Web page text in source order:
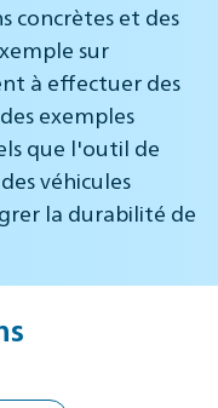
concrètes et des
sur
à effectuer des
exemples
que l'outil de
véhicules
la durabilité de